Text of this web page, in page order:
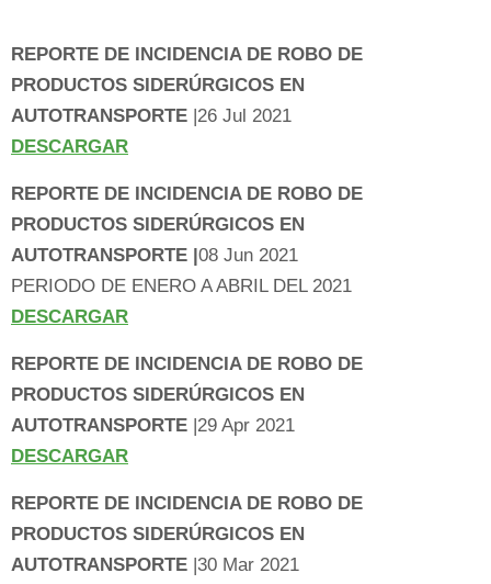
REPORTE DE INCIDENCIA DE ROBO DE
PRODUCTOS SIDERÚRGICOS EN
AUTOTRANSPORTE |26 Jul 2021
DESCARGAR
REPORTE DE INCIDENCIA DE ROBO DE
PRODUCTOS SIDERÚRGICOS EN
AUTOTRANSPORTE |08 Jun 2021
PERIODO DE ENERO A ABRIL DEL 2021
DESCARGAR
REPORTE DE INCIDENCIA DE ROBO DE
PRODUCTOS SIDERÚRGICOS EN
AUTOTRANSPORTE |29 Apr 2021
DESCARGAR
REPORTE DE INCIDENCIA DE ROBO DE
PRODUCTOS SIDERÚRGICOS EN
AUTOTRANSPORTE |30 Mar 2021